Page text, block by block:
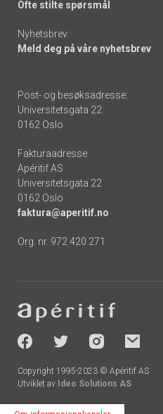
Ofte stilte spørsmål
Nyhetsbrev:
Meld deg på våre nyhetsbrev
Post- og besøksadresse:
Universitetsgata 22
0162 Oslo
Fakturaadresse:
Apéritif AS
Universitetsgata 22
0162 Oslo
faktura@aperitif.no
Org. nr. 972 420 271
-
socials
Copyright 1995-2023 © Apéritif AS
Utviklet av Ideo Solutions AS